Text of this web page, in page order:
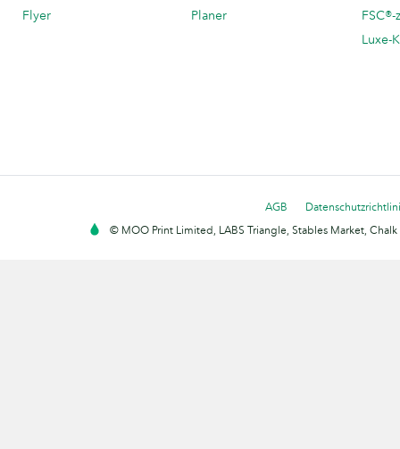
Flyer
Planer
Luxe-
AGB
© MOO Print Limited, LABS Triangle, Stables Market,